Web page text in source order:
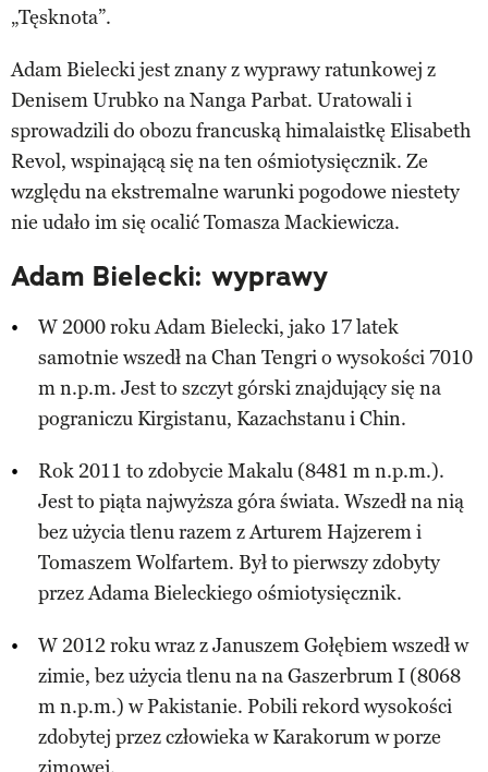
„Tęsknota”.
Adam Bielecki jest znany z wyprawy ratunkowej z
Denisem Urubko na Nanga Parbat. Uratowali i
sprowadzili do obozu francuską himalaistkę Elisabeth
Revol, wspinającą się na ten ośmiotysięcznik. Ze
względu na ekstremalne warunki pogodowe niestety
nie udało im się ocalić Tomasza Mackiewicza.
Adam Bielecki: wyprawy
W 2000 roku Adam Bielecki, jako 17 latek
samotnie wszedł na Chan Tengri o wysokości 7010
m n.p.m. Jest to szczyt górski znajdujący się na
pograniczu Kirgistanu, Kazachstanu i Chin.
Rok 2011 to zdobycie Makalu (8481 m n.p.m.).
Jest to piąta najwyższa góra świata. Wszedł na nią
bez użycia tlenu razem z Arturem Hajzerem i
Tomaszem Wolfartem. Był to pierwszy zdobyty
przez Adama Bieleckiego ośmiotysięcznik.
W 2012 roku wraz z Januszem Gołębiem wszedł w
zimie, bez użycia tlenu na na Gaszerbrum I (8068
m n.p.m.) w Pakistanie. Pobili rekord wysokości
zdobytej przez człowieka w Karakorum w porze